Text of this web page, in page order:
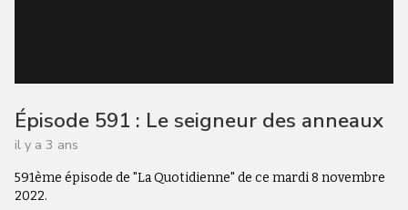
Épisode 591 : Le seigneur des anneaux
il y a 3 ans
591ème épisode de "La Quotidienne" de ce mardi 8 novembre
2022.